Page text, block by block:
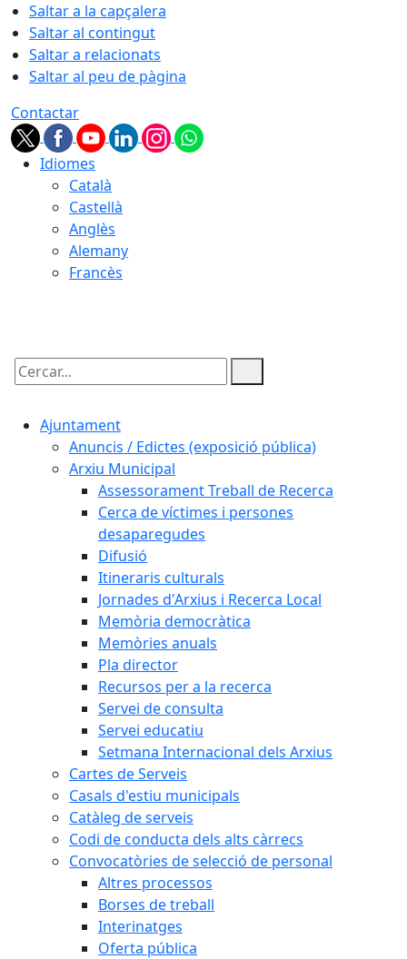
Saltar a la capçalera
Saltar al contingut
Saltar a relacionats
Saltar al peu de pàgina
Contactar
Idiomes
Català
Castellà
Anglès
Alemany
Francès
Cercar:
Ajuntament
Anuncis / Edictes (exposició pública)
Arxiu Municipal
Assessorament Treball de Recerca
Cerca de víctimes i persones
desaparegudes
Difusió
Itineraris culturals
Jornades d'Arxius i Recerca Local
Memòria democràtica
Memòries anuals
Pla director
Recursos per a la recerca
Servei de consulta
Servei educatiu
Setmana Internacional dels Arxius
Cartes de Serveis
Casals d'estiu municipals
Catàleg de serveis
Codi de conducta dels alts càrrecs
Convocatòries de selecció de personal
Altres processos
Borses de treball
Interinatges
Oferta pública